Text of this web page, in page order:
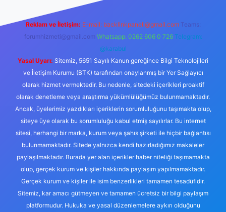
Reklam ve İletişim: E-mail: backlinkpaneli@gmail.com Teams:
forumhizmeti@gmail.com Whatsapp: 0262 606 0 726 Telegram:
@karabul
Yasal Uyarı: Sitemiz, 5651 Sayılı Kanun gereğince Bilgi Teknolojileri
ve İletişim Kurumu (BTK) tarafından onaylanmış bir Yer Sağlayıcı
olarak hizmet vermektedir. Bu nedenle, sitedeki içerikleri proaktif
olarak denetleme veya araştırma yükümlülüğümüz bulunmamaktadır.
Ancak, üyelerimiz yazdıkları içeriklerin sorumluluğunu taşımakta olup,
siteye üye olarak bu sorumluluğu kabul etmiş sayılırlar. Bu internet
sitesi, herhangi bir marka, kurum veya şahıs şirketi ile hiçbir bağlantısı
bulunmamaktadır. Sitede yalnızca kendi hazırladığımız makaleler
paylaşılmaktadır. Burada yer alan içerikler haber niteliği taşımamakta
olup, gerçek kurum ve kişiler hakkında paylaşım yapılmamaktadır.
Gerçek kurum ve kişiler ile isim benzerlikleri tamamen tesadüfidir.
Sitemiz, kar amacı gütmeyen ve tamamen ücretsiz bir bilgi paylaşım
platformudur. Hukuka ve yasal düzenlemelere aykırı olduğunu